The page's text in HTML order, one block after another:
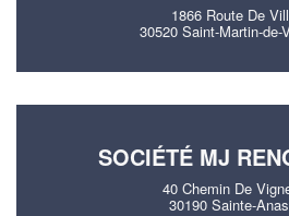
1866 Route De
30520 Saint-Martin-de-
SOCIÉTÉ MJ
40 Chemin De
30190 Sainte-